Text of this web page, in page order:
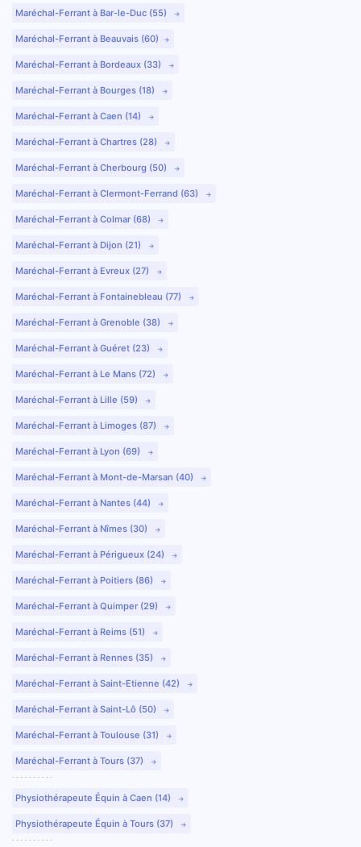
Maréchal-Ferrant à Bar-le-Duc (55)
Maréchal-Ferrant à Beauvais (60)
Maréchal-Ferrant à Bordeaux (33)
Maréchal-Ferrant à Bourges (18)
Maréchal-Ferrant à Caen (14)
Maréchal-Ferrant à Chartres (28)
Maréchal-Ferrant à Cherbourg (50)
Maréchal-Ferrant à Clermont-Ferrand (63)
Maréchal-Ferrant à Colmar (68)
Maréchal-Ferrant à Dijon (21)
Maréchal-Ferrant à Evreux (27)
Maréchal-Ferrant à Fontainebleau (77)
Maréchal-Ferrant à Grenoble (38)
Maréchal-Ferrant à Guéret (23)
Maréchal-Ferrant à Le Mans (72)
Maréchal-Ferrant à Lille (59)
Maréchal-Ferrant à Limoges (87)
Maréchal-Ferrant à Lyon (69)
Maréchal-Ferrant à Mont-de-Marsan (40)
Maréchal-Ferrant à Nantes (44)
Maréchal-Ferrant à Nîmes (30)
Maréchal-Ferrant à Périgueux (24)
Maréchal-Ferrant à Poitiers (86)
Maréchal-Ferrant à Quimper (29)
Maréchal-Ferrant à Reims (51)
Maréchal-Ferrant à Rennes (35)
Maréchal-Ferrant à Saint-Etienne (42)
Maréchal-Ferrant à Saint-Lô (50)
Maréchal-Ferrant à Toulouse (31)
Maréchal-Ferrant à Tours (37)
Physiothérapeute Équin à Caen (14)
Physiothérapeute Équin à Tours (37)